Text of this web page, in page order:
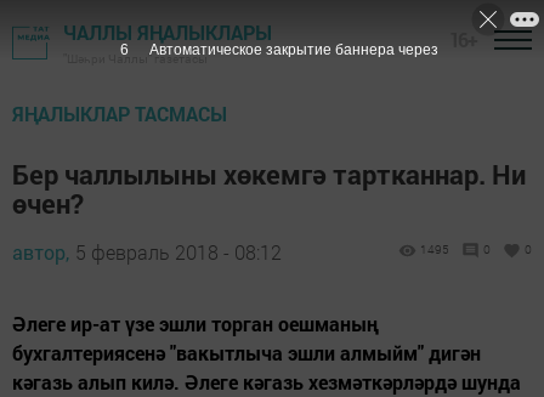
ЧАЛЛЫ ЯҢАЛЫКЛАРЫ
"Шәһри Чаллы" газетасы
ЯҢАЛЫКЛАР ТАСМАСЫ
Бер чаллылыны хөкемгә тартканнар. Ни
өчен?
автор, 5 февраль 2018 - 08:12 1495 0 0
Әлеге ир-ат үзе эшли торган оешманың
бухгалтериясенә "вакытлыча эшли алмыйм" дигән
кәгазь алып килә. Әлеге кәгазь хезмәткәрләрдә шунда
5 Автоматическое закрытие баннера через